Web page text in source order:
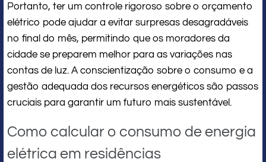
Portanto, ter um controle rigoroso sobre o orçamento
elétrico pode ajudar a evitar surpresas desagradáveis
no final do mês, permitindo que os moradores da
cidade se preparem melhor para as variações nas
contas de luz. A conscientização sobre o consumo e a
gestão adequada dos recursos energéticos são passos
cruciais para garantir um futuro mais sustentável.
Como calcular o consumo de energia
elétrica em residências